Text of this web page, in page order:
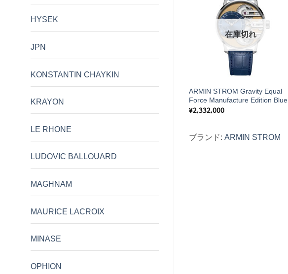
HYSEK
JPN
KONSTANTIN CHAYKIN
KRAYON
LE RHONE
LUDOVIC BALLOUARD
MAGHNAM
MAURICE LACROIX
MINASE
OPHION
在庫切れ
ARMIN STROM Gravity Equal
Force Manufacture Edition Blue
¥2,332,000
ブランド:ARMIN STROM
¥355,000
ブランド:FORMEX